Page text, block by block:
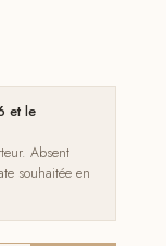
et le
Absent
souhaitée en